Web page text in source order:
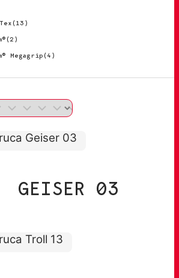
(13)
(2)
Megagrip (4)
GEISER 03